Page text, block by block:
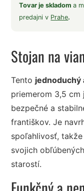
Tovar je skladoma
predajni v Prahe.
Stojan na
Tento jednoduchý
priemerom 3,5
bezpečné a
františkov. Je
spoľahlivosť,
svojich
starostí.